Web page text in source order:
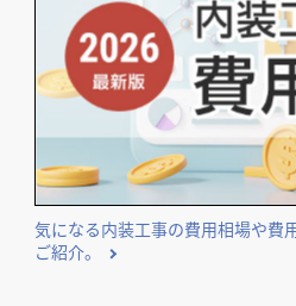
気になる内装工事の費用相場や費
ご紹介。